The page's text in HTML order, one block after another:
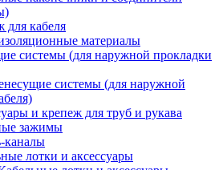
для кабеля
материалы
системы (для наружной прокладки
системы (для наружной
и крепеж для труб и рукава
зажимы
каналы
лотки и аксессуары